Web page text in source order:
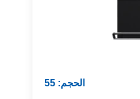
الحجم: 55